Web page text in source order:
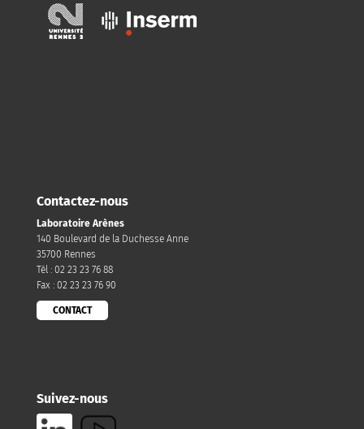
Contactez-nous
Laboratoire Arènes
140 Boulevard de la Duchesse Anne
35700 Rennes
Tél : 02 23 23 76 88
Fax : 02 23 23 76 90
CONTACT
Suivez-nous